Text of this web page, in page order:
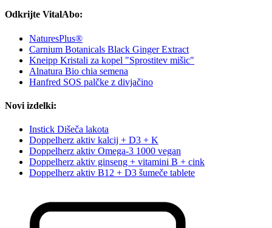
Odkrijte VitalAbo:
NaturesPlus®
Carnium Botanicals Black Ginger Extract
Kneipp Kristali za kopel "Sprostitev mišic"
Alnatura Bio chia semena
Hanfred SOS palčke z divjačino
Novi izdelki:
Instick Dišeča lakota
Doppelherz aktiv kalcij + D3 + K
Doppelherz aktiv Omega-3 1000 vegan
Doppelherz aktiv ginseng + vitamini B + cink
Doppelherz aktiv B12 + D3 šumeče tablete